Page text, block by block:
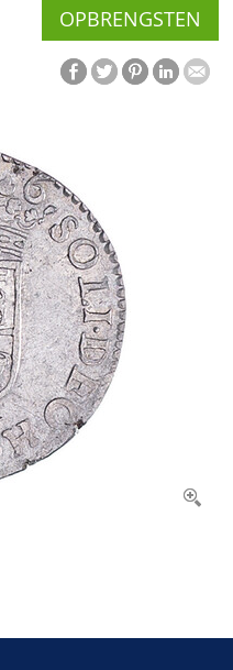
OPBRENGSTEN